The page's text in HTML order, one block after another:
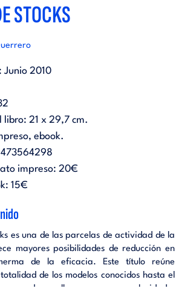
STOCKS
Junio 2010
libro: 21 x 29,7 cm.
ebook.
impreso: 20€
15€
es una de las parcelas de actividad de la
mayores posibilidades de reducción en
de la eficacia. Este título reúne
de los modelos conocidos hasta el
y desarrolla con una gran claridad y